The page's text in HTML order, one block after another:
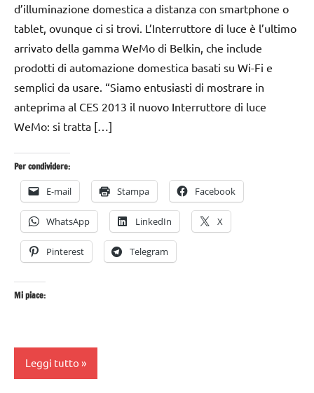
d’illuminazione domestica a distanza con smartphone o
tablet, ovunque ci si trovi. L’Interruttore di luce è l’ultimo
arrivato della gamma WeMo di Belkin, che include
prodotti di automazione domestica basati su Wi-Fi e
semplici da usare. “Siamo entusiasti di mostrare in
anteprima al CES 2013 il nuovo Interruttore di luce
WeMo: si tratta […]
Per condividere:
E-mail Stampa Facebook
WhatsApp LinkedIn X
Pinterest Telegram
Mi piace:
Leggi tutto